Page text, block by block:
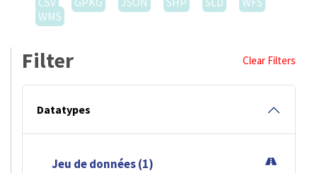
WMS
Filter Clear Filters
Datatypes
Jeu de données (1)